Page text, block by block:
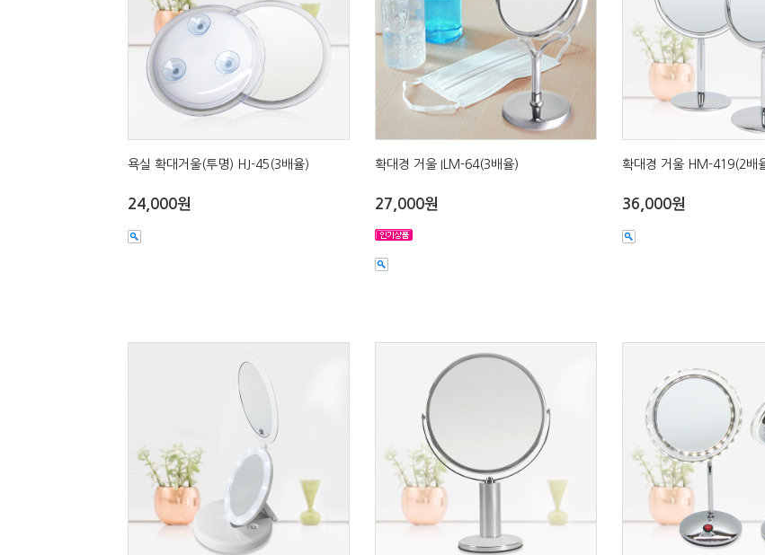
욕실 확대거울(투명) HJ-45(3배율)
24,000원
확대경 거울 ILM-64(3배율)
27,000원
확대경 거울 HM-419(2배
36,000원